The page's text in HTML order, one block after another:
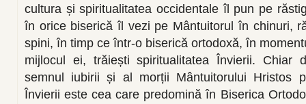
cultura și spiritualitatea occidentale îl pun pe
în orice biserică îl vezi pe Mântuitorul în chinuri,
spini, în timp ce într-o biserică ortodoxă, în
mijlocul ei, trăiești spiritualitatea Învierii. Chiar
semnul iubirii și al morții Mântuitorului Hristos
Învierii este cea care predomină în Biserica